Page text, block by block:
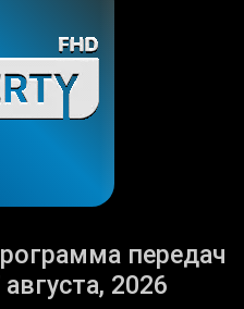
передач
2026